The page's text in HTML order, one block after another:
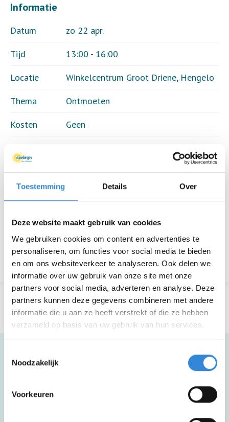
Toestemming Details Over
Deze website maakt gebruik van cookies
We gebruiken cookies om content en advertenties te
personaliseren, om functies voor social media te bieden
en om ons websiteverkeer te analyseren. Ook delen we
informatie over uw gebruik van onze site met onze
partners voor social media, adverteren en analyse. Deze
partners kunnen deze gegevens combineren met andere
informatie die u aan ze heeft verstrekt of die ze hebben
verzameld op basis van uw gebruik van hun services.
Noodzakelijk
Voorkeuren
Informatie
Datum
zo 22 apr.
Tijd
13:00 - 16:00
Locatie
Winkelcentrum Groot Driene, Hengelo
Thema
Ontmoeten
Kosten
Geen
Aanmelden is niet meer mogelijk.
Download hier de poster
Terug naar het overzicht